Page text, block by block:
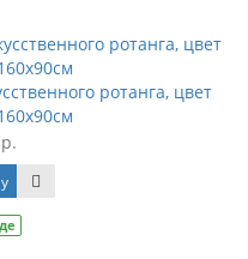
ротанга, цвет